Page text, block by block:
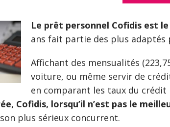
Le prêt personnel Cofidis est
ans fait partie des plus
Affichant des mensualités
voiture, ou même servir de
en comparant les taux du crédit
Cofidis, lorsqu’il n’est pas le
plus sérieux concurrent.